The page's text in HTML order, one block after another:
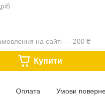
на сайті — 200 ₴
Купити
Оплата Умови